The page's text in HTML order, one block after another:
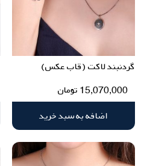
گردنبند لاکت (قاب عکس)
15,070,000 تومان
اضافه به سبد خرید